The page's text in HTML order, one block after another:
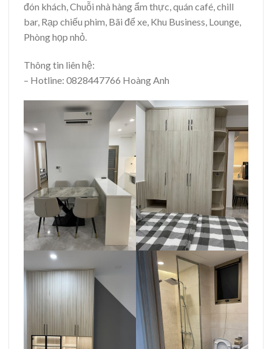
đón khách, Chuỗi nhà hàng ẩm thực, quán café, chill
bar, Rạp chiếu phim, Bãi để xe, Khu Business, Lounge,
Phòng họp nhỏ.
Thông tin liên hệ:
– Hotline: 0828447766 Hoàng Anh